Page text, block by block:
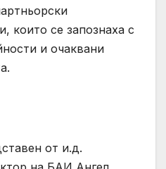
които се запознаха с
и очаквани
от и.д.